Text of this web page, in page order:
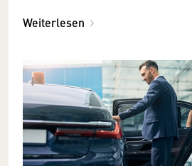
Weiterlesen